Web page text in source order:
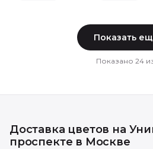
Показать
Показано 24
Доставка цветов на
проспекте в Москве